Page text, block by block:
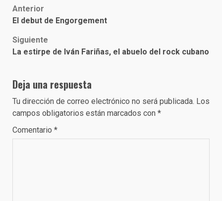
Post
navigation
Anterior
El debut de Engorgement
Siguiente
La estirpe de Iván Fariñas, el abuelo del rock cubano
Deja una respuesta
Tu dirección de correo electrónico no será publicada. Los
campos obligatorios están marcados con *
Comentario *